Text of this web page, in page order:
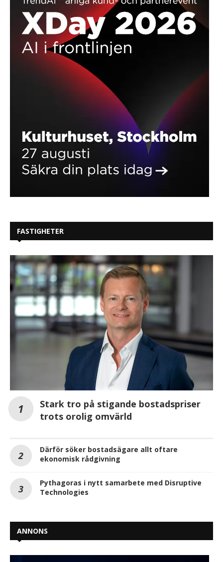
FASTIGHETER
Stark tro på stigande bostadspriser
trots orolig omvärld
Därför söker bostadsägare allt oftare
ekonomisk rådgivning
Pythagoras i nytt samarbete med Disruptive
Technologies
ANNONS